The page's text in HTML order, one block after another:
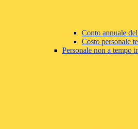
Conto annuale
Costo personale
Personale non a tempo